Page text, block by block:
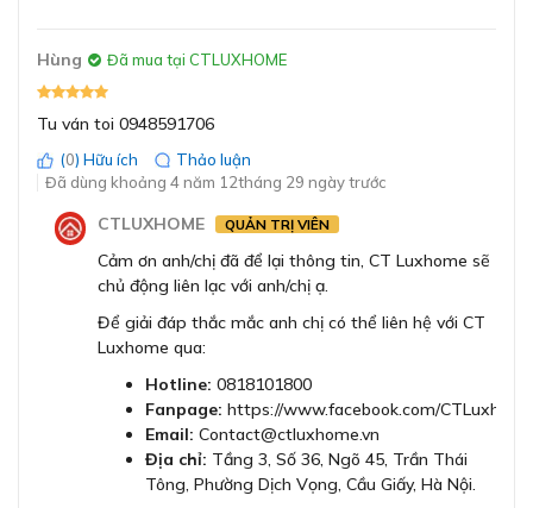
FullTouch TFT giúp người dùng dễ dàng điều hướng các
thanh menu và chọn kích hoạt các chức năng mà không
Các kí tự và hình ảnh trên bảng điều khiển đều rõ ràng,
dễ hiểu tạo điều kiện thuận lợi cho việc điều khiển và
Loại ổ cắm
Hiệu điện thế
Bảo hành 3 năm
Hùng Đã mua tại CTLUXHOME
Tu ván toi 0948591706
(0) Hữu ích
Thảo luận
Đã dùng khoảng 4 năm 12tháng 29 ngày trước
CTLUXHOME QUẢN TRỊ VIÊN
Cảm ơn anh/chị đã để lại thông tin, CT Luxhome sẽ
chủ động liên lạc với anh/chị ạ.
Để giải đáp thắc mắc anh chị có thể liên hệ với CT
Luxhome qua:
Hotline: 0818101800
Fanpage: https://www.facebook.com/
Email: Contact@ctluxhome.vn
Địa chỉ: Tầng 3, Số 36, Ngõ 45, Trần Thái
Tông, Phường Dịch Vọng, Cầu Giấy, Hà Nội.